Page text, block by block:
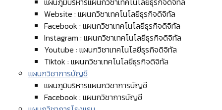
Website : แผนกวิชาเทคโนโลยีธุรกิจดิจิทัล
Facebook : แผนกวิชาเทคโนโลยีธุรกิจดิจิทัล
Instagram : แผนกวิชาเทคโนโลยีธุรกิจดิจิทัล
Youtube : แผนกวิชาเทคโนโลยีธุรกิจดิจิทัล
Tiktok : แผนกวิชาเทคโนโลยีธุรกิจดิจิทัล
แผนกวิชาการบัญชี
แผนภูมิบริหารแผนกวิชาการบัญชี
Facebook : แผนกวิชาการบัญชี